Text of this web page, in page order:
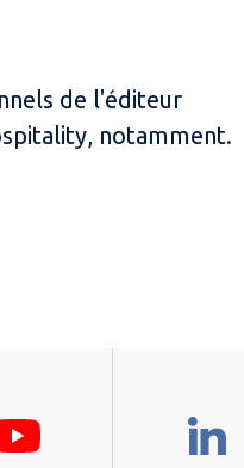
de l'éditeur
notamment.